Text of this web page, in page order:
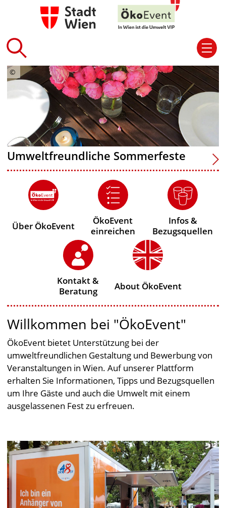
Umweltfreundliche Sommerfeste
Über ÖkoEvent
ÖkoEvent
einreichen
Infos &
Bezugsquellen
Kontakt &
Beratung
About ÖkoEvent
Willkommen bei "ÖkoEvent"
ÖkoEvent bietet Unterstützung bei der
umweltfreundlichen Gestaltung und Bewerbung von
Veranstaltungen in Wien. Auf unserer Plattform
erhalten Sie Informationen, Tipps und Bezugsquellen
um Ihre Gäste und auch die Umwelt mit einem
ausgelassenen Fest zu erfreuen.